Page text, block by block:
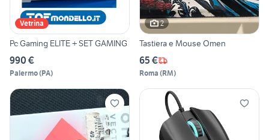
Vetrina
Pc Gaming ELITE + SET GAMING
990 €
Palermo(PA)
2
Tastiera e Mouse Omen
65 €
Roma (RM)